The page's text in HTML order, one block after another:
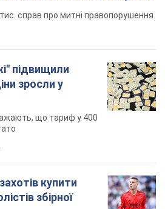
справ про митні правопорушення
підвищили
зросли у
що тариф у 400
купити
збірної